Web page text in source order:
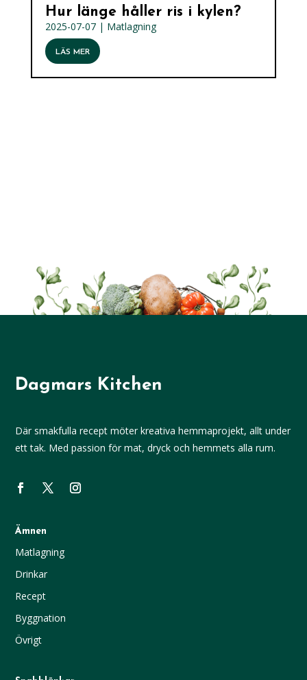
Hur länge håller ris i kylen?
2025-07-07| Matlagning
LÄS MER
Dagmars Kitchen
Där smakfulla recept möter kreativa hemmaprojekt, allt under
ett tak. Med passion för mat, dryck och hemmets alla rum.
Ämnen
Matlagning
Drinkar
Recept
Byggnation
Övrigt